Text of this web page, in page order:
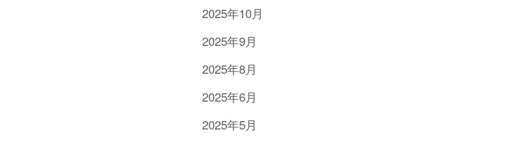
2025年10月
2025年9月
2025年8月
2025年6月
2025年5月